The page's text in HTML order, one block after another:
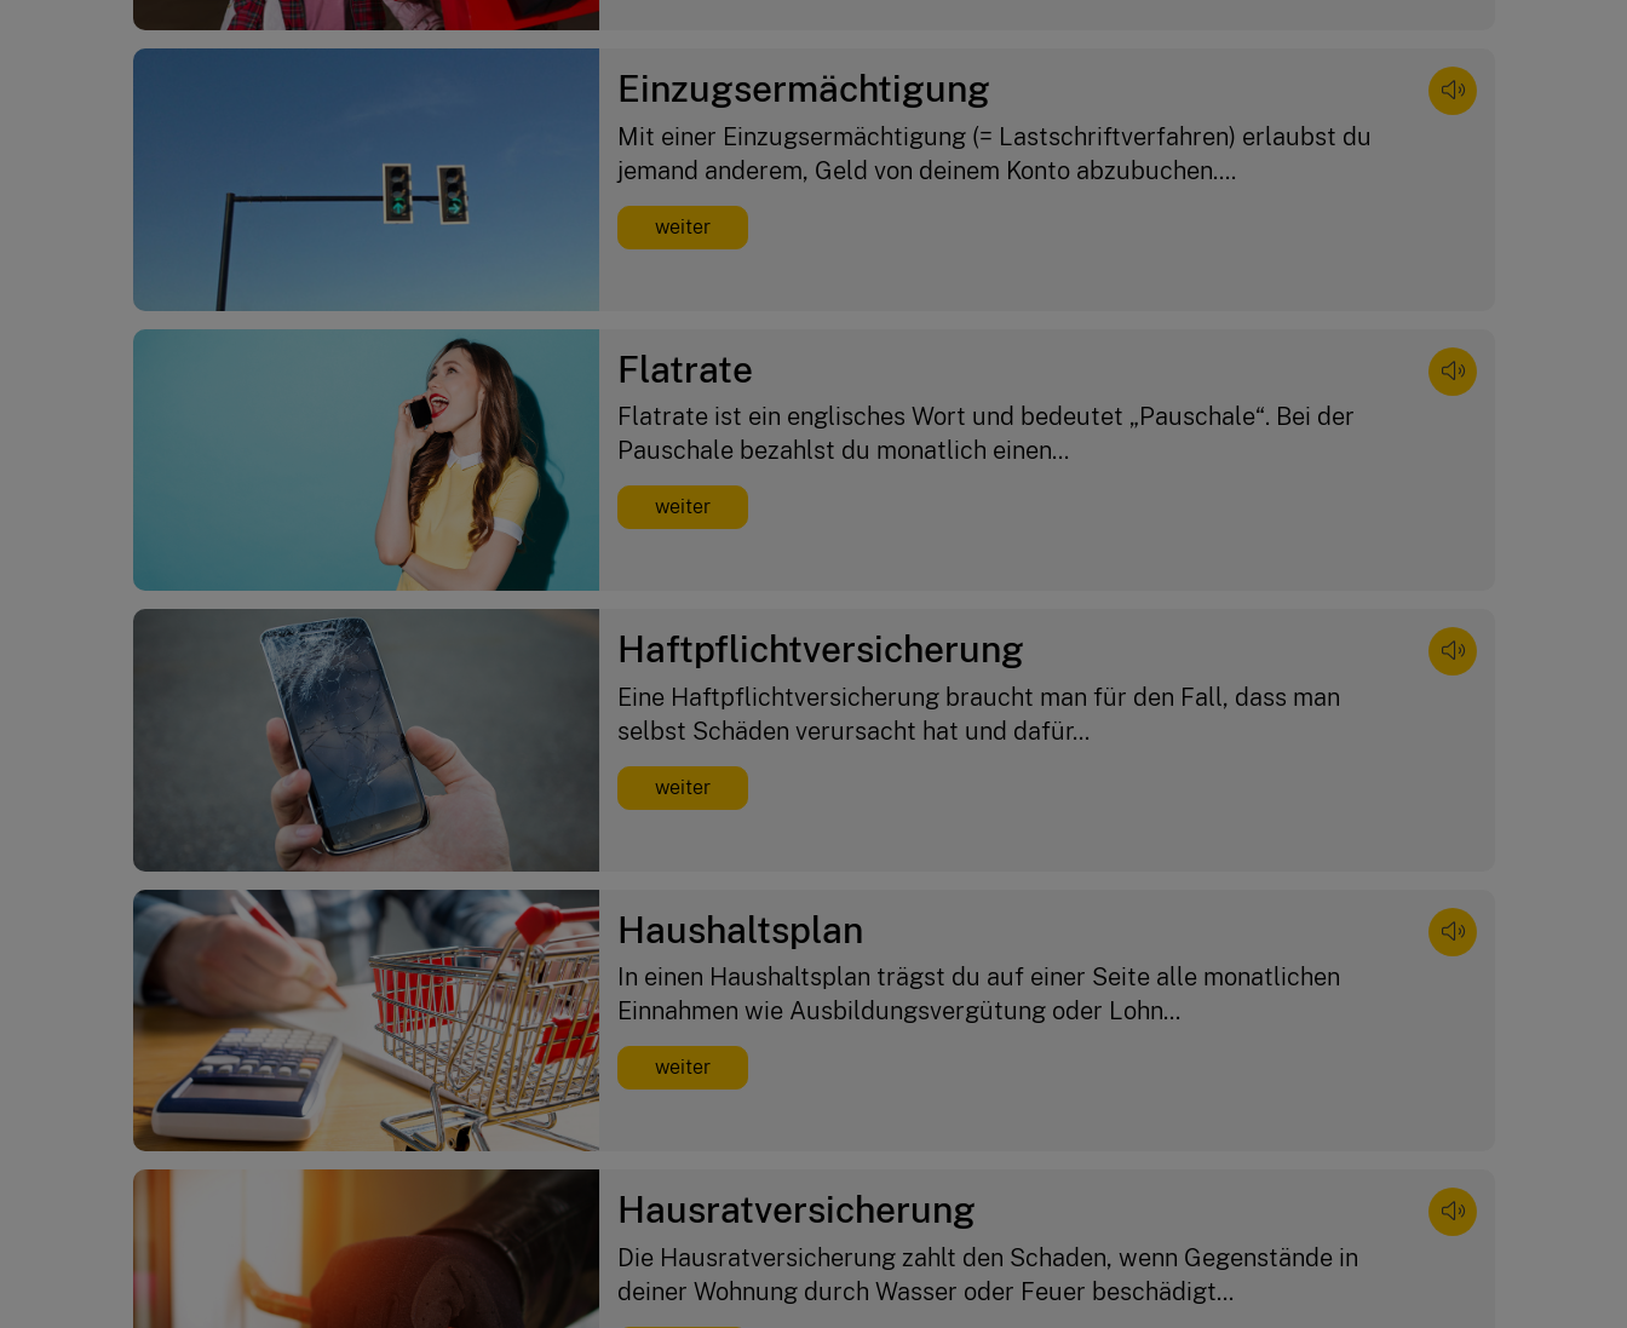
Einzugsermächtigung
Mit einer Einzugsermächtigung (= Lastschriftverfahren) erlaubst du
jemand anderem, Geld von deinem Konto abzubuchen....
weiter
Flatrate
Flatrate ist ein englisches Wort und bedeutet „Pauschale“. Bei der
Pauschale bezahlst du monatlich einen...
weiter
Haftpflichtversicherung
Eine Haftpflichtversicherung braucht man für den Fall, dass man
selbst Schäden verursacht hat und dafür...
weiter
Haushaltsplan
In einen Haushaltsplan trägst du auf einer Seite alle monatlichen
Einnahmen wie Ausbildungsvergütung oder Lohn...
weiter
Hausratversicherung
Die Hausratversicherung zahlt den Schaden, wenn Gegenstände in
deiner Wohnung durch Wasser oder Feuer beschädigt...